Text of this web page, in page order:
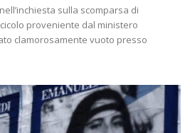
sulla scomparsa di
proveniente dal ministero
clamorosamente vuoto presso